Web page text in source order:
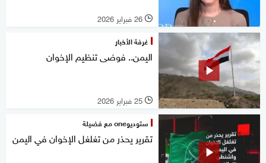
l 26 فبراير 2026
غرفة الأخبار
اليمن.. فوضى تنظيم الإخوان
l 25 فبراير 2026
ستوديوone مع فضيلة
تقرير يحذر من تغلغل الإخوان في اليمن